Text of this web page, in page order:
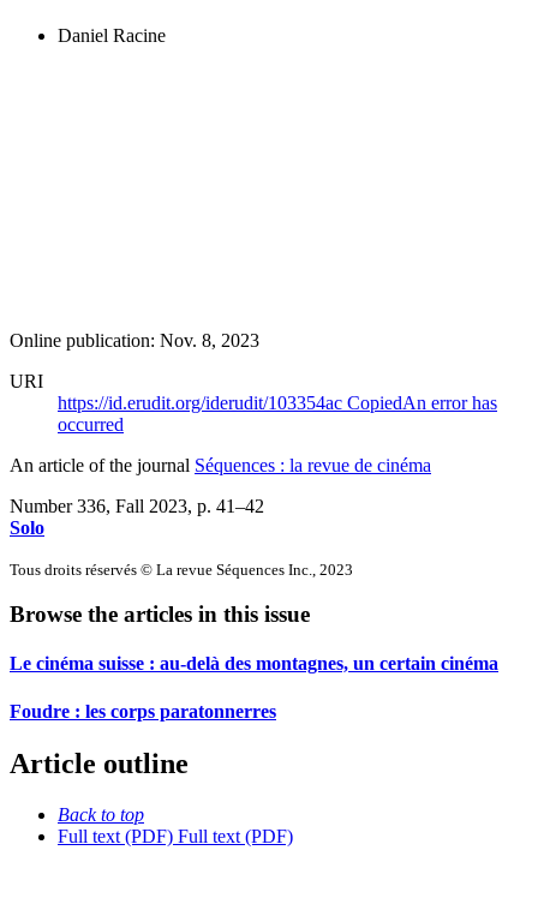
Daniel Racine
Online publication: Nov. 8, 2023
URI
https://id.erudit.org/iderudit/103354ac CopiedAn error has
occurred
An article of the journal Séquences : la revue de cinéma
Number 336, Fall 2023, p. 41–42
Solo
Tous droits réservés © La revue Séquences Inc., 2023
Browse the articles in this issue
Le cinéma suisse : au-delà des montagnes, un certain cinéma
Foudre : les corps paratonnerres
Article outline
Back to top
Full text (PDF) Full text (PDF)